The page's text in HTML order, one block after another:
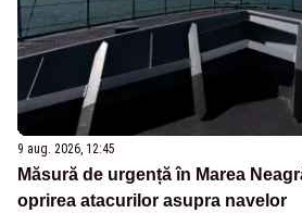
9 aug. 2026, 12:45
Măsură de urgență în Marea
oprirea atacurilor asupra navelor